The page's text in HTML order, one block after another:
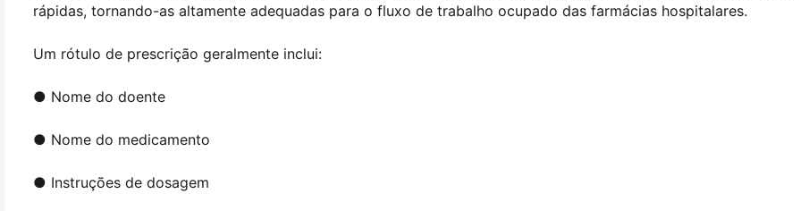
rápidas, tornando-as altamente adequadas para o fluxo de trabalho ocupado das farmácias hospitalares.
Um rótulo de prescrição geralmente inclui:
● Nome do doente
● Nome do medicamento
● Instruções de dosagem